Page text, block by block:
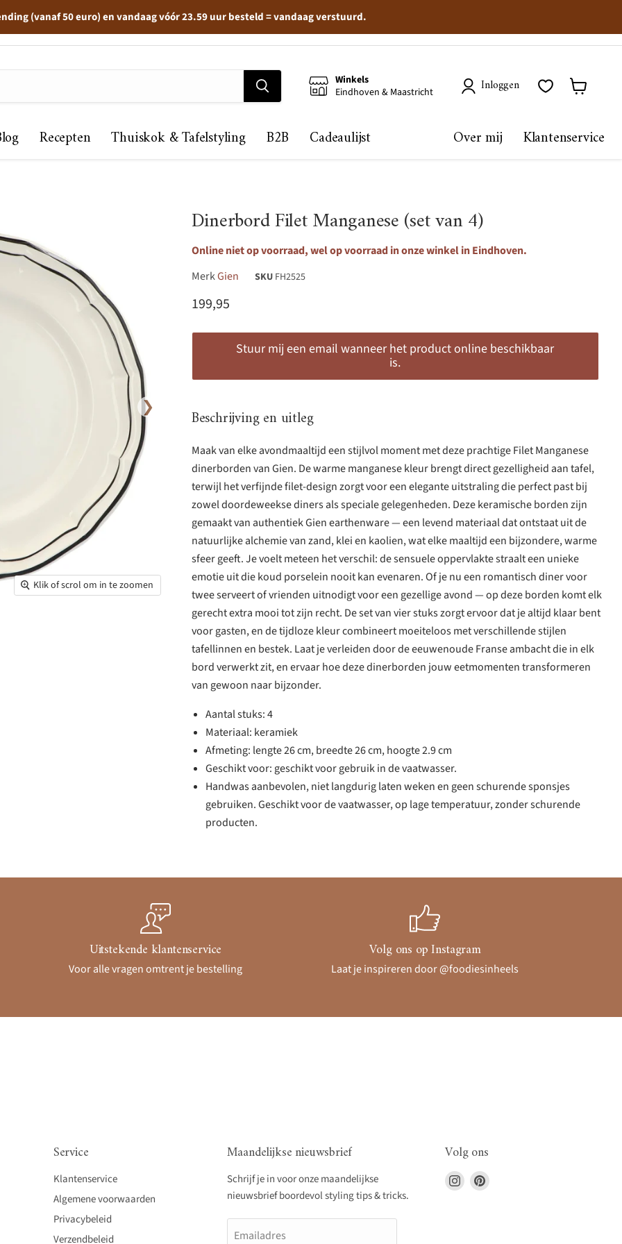
(vanaf 50 euro) en vandaag vóór 23.59 uur besteld = vandaag verstuurd.
Winkels
Eindhoven & Maastricht
Inloggen
Recepten Thuiskok & Tafelstyling B2B Cadeaulijst Over mij Klantenservice
Klik of scrol om in te zoomen
❯
Dinerbord Filet Manganese (set van 4)
Online niet op voorraad, wel op voorraad in onze winkel in Eindhoven.
MerkGien SKU FH2525
Huidige prijs
199,95
Stuur mij een email wanneer het product online beschikbaar
is.
Beschrijving en uitleg
Maak van elke avondmaaltijd een stijlvol moment met deze prachtige Filet Manganese
dinerborden van Gien. De warme manganese kleur brengt direct gezelligheid aan tafel,
terwijl het verfijnde filet-design zorgt voor een elegante uitstraling die perfect past bij
zowel doordeweekse diners als speciale gelegenheden. Deze keramische borden zijn
gemaakt van authentiek Gien earthenware — een levend materiaal dat ontstaat uit de
natuurlijke alchemie van zand, klei en kaolien, wat elke maaltijd een bijzondere, warme
sfeer geeft. Je voelt meteen het verschil: de sensuele oppervlakte straalt een unieke
emotie uit die koud porselein nooit kan evenaren. Of je nu een romantisch diner voor
twee serveert of vrienden uitnodigt voor een gezellige avond — op deze borden komt elk
gerecht extra mooi tot zijn recht. De set van vier stuks zorgt ervoor dat je altijd klaar bent
voor gasten, en de tijdloze kleur combineert moeiteloos met verschillende stijlen
tafellinnen en bestek. Laat je verleiden door de eeuwenoude Franse ambacht die in elk
bord verwerkt zit, en ervaar hoe deze dinerborden jouw eetmomenten transformeren
van gewoon naar bijzonder.
Aantal stuks: 4
Materiaal: keramiek
Afmeting: lengte 26 cm, breedte 26 cm, hoogte 2.9 cm
Geschikt voor: geschikt voor gebruik in de vaatwasser.
Handwas aanbevolen, niet langdurig laten weken en geen schurende sponsjes
gebruiken. Geschikt voor de vaatwasser, op lage temperatuur, zonder schurende
producten.
Uitstekende klantenservice
Voor alle vragen omtrent je bestelling
Volg ons op Instagram
Laat je inspireren door @foodiesinheels
Service
Klantenservice
Algemene voorwaarden
Privacybeleid
Verzendbeleid
Maandelijkse nieuwsbrief
Schrijf je in voor onze maandelijkse
nieuwsbrief boordevol styling tips & tricks.
Emailadres
Volg ons
Vind
ons
Vind